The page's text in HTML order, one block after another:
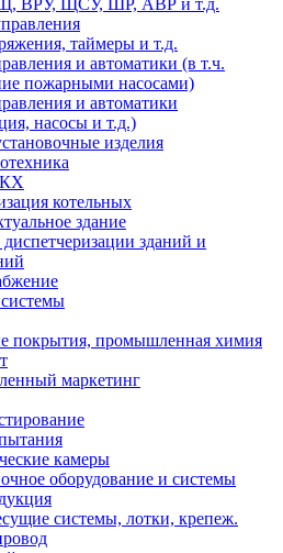
ВРУ, ЩСУ, ШР, АВР и т.д.
таймеры и т.д.
и автоматики (в т.ч.
пожарными насосами)
и автоматики
насосы и т.д.)
изделия
котельных
здание
зданий и
покрытия, промышленная химия
маркетинг
камеры
оборудование и системы
системы, лотки, крепеж.